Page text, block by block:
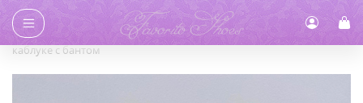
Главная / Каталог Босоножки/ Босоножки розового цвета на
каблуке с бантом